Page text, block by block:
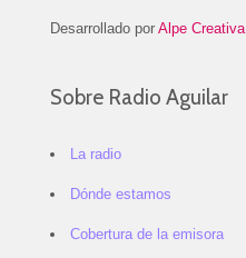
Desarrollado por Alpe Creativa
Sobre Radio Aguilar
La radio
Dónde estamos
Cobertura de la emisora